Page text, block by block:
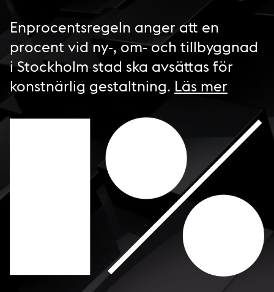
Enprocentsregeln anger att en
procent vid ny-, om- och tillbyggnad
i Stockholm stad ska avsättas för
konstnärlig gestaltning. Läs mer